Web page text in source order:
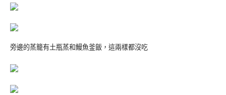
旁邊的蒸籠有土瓶蒸和鰻魚釜飯，這兩樣都沒吃